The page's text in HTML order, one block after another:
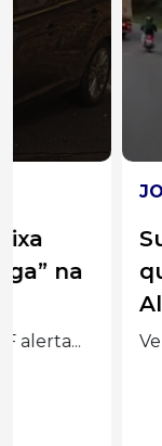
Susto na
quase
Alfredo
Veículo